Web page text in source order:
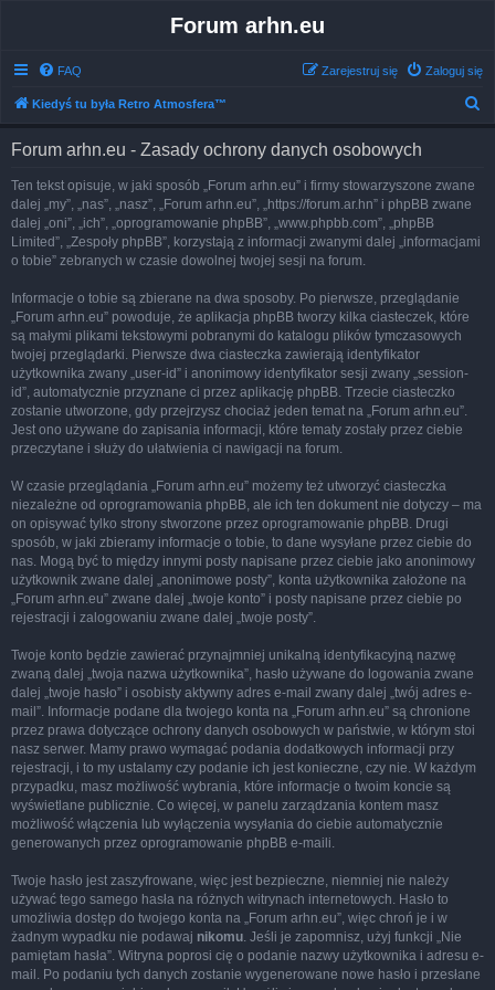
Forum arhn.eu
FAQ Zaloguj się
Zarejestruj się
Kiedyś tu była Retro Atmosfera™
Forum arhn.eu - Zasady ochrony danych osobowych
Ten tekst opisuje, w jaki sposób „Forum arhn.eu” i firmy stowarzyszone zwane
dalej „my”, „nas”, „nasz”, „Forum arhn.eu”, „https://forum.ar.hn” i phpBB zwane
dalej „oni”, „ich”, „oprogramowanie phpBB”, „www.phpbb.com”, „phpBB
Limited”, „Zespoły phpBB”, korzystają z informacji zwanymi dalej „informacjami
o tobie” zebranych w czasie dowolnej twojej sesji na forum.
Informacje o tobie są zbierane na dwa sposoby. Po pierwsze, przeglądanie
„Forum arhn.eu” powoduje, że aplikacja phpBB tworzy kilka ciasteczek, które
są małymi plikami tekstowymi pobranymi do katalogu plików tymczasowych
twojej przeglądarki. Pierwsze dwa ciasteczka zawierają identyfikator
użytkownika zwany „user-id” i anonimowy identyfikator sesji zwany „session-
id”, automatycznie przyznane ci przez aplikację phpBB. Trzecie ciasteczko
zostanie utworzone, gdy przejrzysz chociaż jeden temat na „Forum arhn.eu”.
Jest ono używane do zapisania informacji, które tematy zostały przez ciebie
przeczytane i służy do ułatwienia ci nawigacji na forum.
W czasie przeglądania „Forum arhn.eu” możemy też utworzyć ciasteczka
niezależne od oprogramowania phpBB, ale ich ten dokument nie dotyczy – ma
on opisywać tylko strony stworzone przez oprogramowanie phpBB. Drugi
sposób, w jaki zbieramy informacje o tobie, to dane wysyłane przez ciebie do
nas. Mogą być to między innymi posty napisane przez ciebie jako anonimowy
użytkownik zwane dalej „anonimowe posty”, konta użytkownika założone na
„Forum arhn.eu” zwane dalej „twoje konto” i posty napisane przez ciebie po
rejestracji i zalogowaniu zwane dalej „twoje posty”.
Twoje konto będzie zawierać przynajmniej unikalną identyfikacyjną nazwę
zwaną dalej „twoja nazwa użytkownika”, hasło używane do logowania zwane
dalej „twoje hasło” i osobisty aktywny adres e-mail zwany dalej „twój adres e-
mail”. Informacje podane dla twojego konta na „Forum arhn.eu” są chronione
przez prawa dotyczące ochrony danych osobowych w państwie, w którym stoi
nasz serwer. Mamy prawo wymagać podania dodatkowych informacji przy
rejestracji, i to my ustalamy czy podanie ich jest konieczne, czy nie. W każdym
przypadku, masz możliwość wybrania, które informacje o twoim koncie są
wyświetlane publicznie. Co więcej, w panelu zarządzania kontem masz
możliwość włączenia lub wyłączenia wysyłania do ciebie automatycznie
generowanych przez oprogramowanie phpBB e-maili.
Twoje hasło jest zaszyfrowane, więc jest bezpieczne, niemniej nie należy
używać tego samego hasła na różnych witrynach internetowych. Hasło to
umożliwia dostęp do twojego konta na „Forum arhn.eu”, więc chroń je i w
żadnym wypadku nie podawaj nikomu. Jeśli je zapomnisz, użyj funkcji „Nie
pamiętam hasła”. Witryna poprosi cię o podanie nazwy użytkownika i adresu e-
mail. Po podaniu tych danych zostanie wygenerowane nowe hasło i przesłane